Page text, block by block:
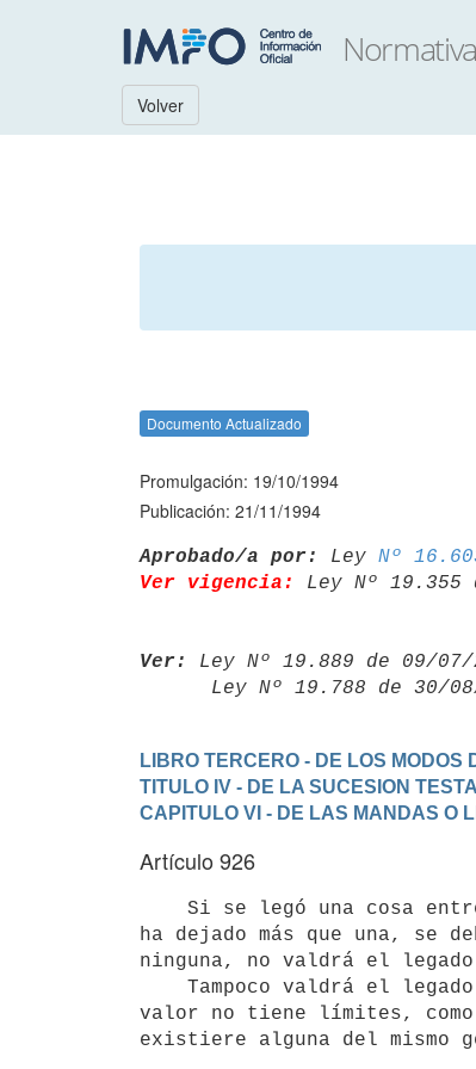
Volver
Documento Actualizado
Promulgación: 19/10/1994
Publicación: 21/11/1994
Aprobado/a por: Ley Nº
Ver vigencia:
Ley Nº
Ver: Ley Nº 19.889 de 09/
Ley Nº 19.788 de
LIBRO TERCERO - DE LOS MODOS
TITULO IV - DE LA SUCESION
CAPITULO VI - DE LAS MANDAS O
Artículo 926
ha dejado más que una, se
ninguna, no valdrá el
valor no tiene límites, como